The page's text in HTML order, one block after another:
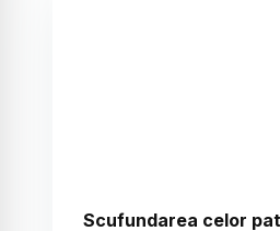
Scufundarea celor